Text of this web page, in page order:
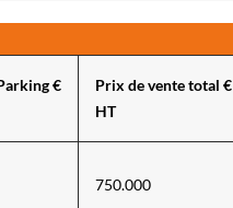
€
Prix de vente total €
HT
750.000